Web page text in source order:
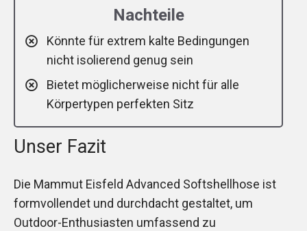
Nachteile
Könnte für extrem kalte Bedingungen
nicht isolierend genug sein
Bietet möglicherweise nicht für alle
Körpertypen perfekten Sitz
Unser Fazit
Die Mammut Eisfeld Advanced Softshellhose ist
formvollendet und durchdacht gestaltet, um
Outdoor-Enthusiasten umfassend zu